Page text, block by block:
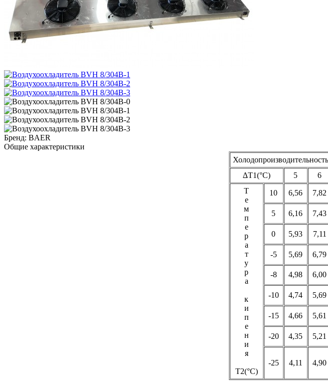
Бренд: BAER
Общие характеристики
∆T1(°С)
5 6
Т
е
м
п
е
р
а
т
у
р
а
к
и
п
е
н
и
я
Т2(°С)
10 6,56 7,82
5 6,16 7,43
0 5,93 7,11
-5 5,69 6,79
-8 4,98 6,00
-10 4,74 5,69
-15 4,66 5,61
-20 4,35 5,21
-25 4,11 4,90